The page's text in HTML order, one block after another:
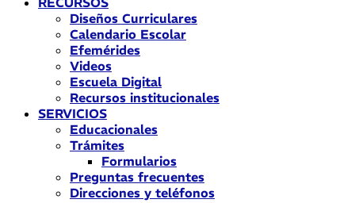
Diseños Curriculares
Calendario Escolar
Efemérides
Videos
Escuela Digital
Recursos institucionales
SERVICIOS
Educacionales
Trámites
Formularios
Preguntas frecuentes
Direcciones y teléfonos